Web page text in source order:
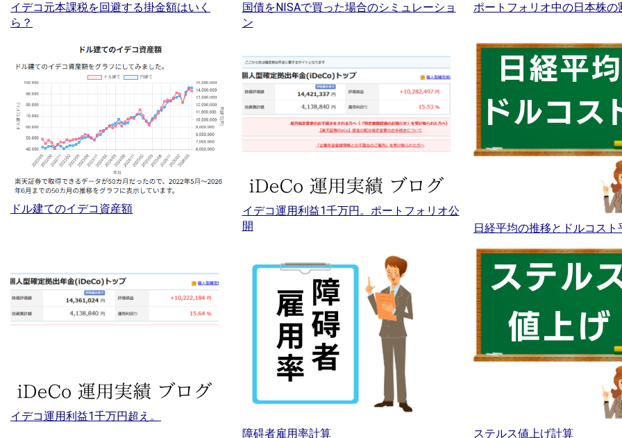
イデコ元本課税を回避する掛金額はいく
ら？
国債をNISAで買った場合のシミュレーショ
ン
ポートフォリオ中の日本株の
ドル建てのイデコ資産額
イデコ運用利益1千万円。ポートフォリオ公
開
日経平均の推移とドルコスト
イデコ運用利益1千万円超え。
障碍者雇用率計算
ステルス値上げ計算